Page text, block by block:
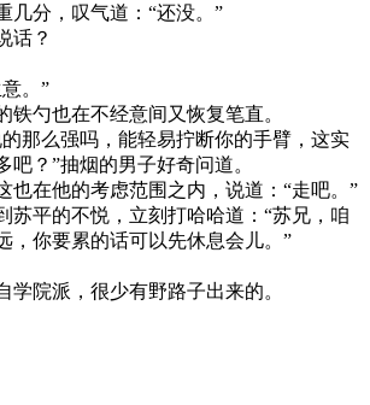
几分，叹气道：“还没。”
话？
。”
铁勺也在不经意间又恢复笔直。
那么强吗，能轻易拧断你的手臂，这实
吧？”抽烟的男子好奇问道。
也在他的考虑范围之内，说道：“走吧。”
苏平的不悦，立刻打哈哈道：“苏兄，咱
，你要累的话可以先休息会儿。”
学院派，很少有野路子出来的。